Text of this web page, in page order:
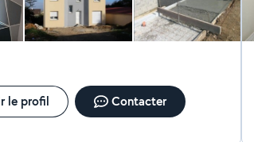
le profil Contacter